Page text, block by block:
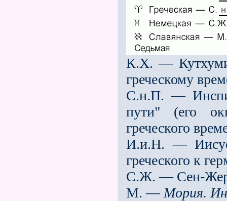
К.Х. — Кутхуми,
греческому
С.н.П. —
пути" (его
греческого
И.и.Н. — Иисус
греческого к
С.Ж. — Сен-
М. — Мория.